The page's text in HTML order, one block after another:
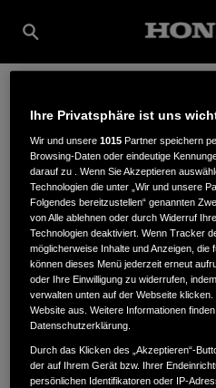
RUDOLF
Gehmannsberg 22,94269,
ANFAHRTSBESCHREIBUNG
Ihre Privatsphäre ist uns
Wir und unsere1015 Partner speichern
Browsing-Daten oder eindeutige
darauf zu . Wenn Sie Akzeptieren
Technologien die unter „Wir und unsere
Folgendes bereitzustellen“ genannten
von Alle ablehnen oder durch Widerruf
Technologien deaktiviert. Wenn Tracker
möglicherweise Inhalte und Anzeigen, die
können dieses Menü jederzeit erneut
oder Ihre Einwilligung zu widerrufen,
verwalten unten auf der Webseite
Website aus. Weitere Informationen
Datenschutzerklärung.
Durch das Klicken des „Akzeptieren“-
der auf Ihrem Gerät bzw. Ihrer
persönlichen Identifikatoren oder IP-